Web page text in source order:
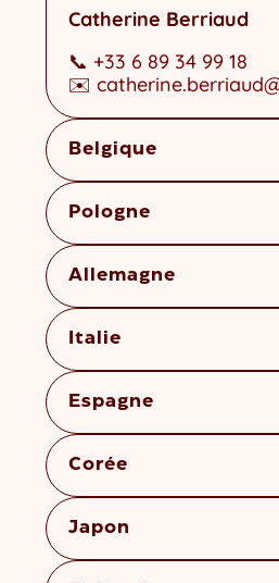
Catherine Berriaud
📞 +33 6 89 34 99 18
✉️
Belgique
Pologne
Allemagne
Italie
Espagne
Corée
Japon